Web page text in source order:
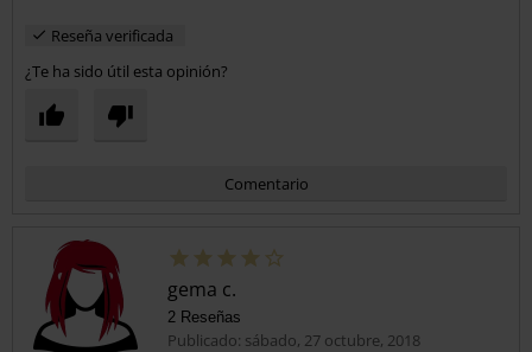
Reseña verificada
¿Te ha sido útil esta opinión?
Comentario
gema c.
2 Reseñas
Publicado: sábado, 27 octubre, 2018